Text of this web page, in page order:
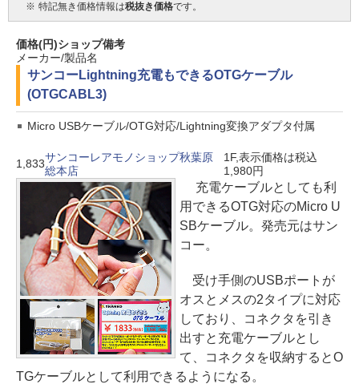
※ 特記無き価格情報は税抜き価格です。
価格(円)ショップ備考
メーカー/製品名
サンコーLightning充電もできるOTGケーブル
(OTGCABL3)
Micro USBケーブル/OTG対応/Lightning変換アダプタ付属
1,833サンコーレアモノショップ秋葉原
総本店
1F,表示価格は税込
1,980円
充電ケーブルとしても利
用できるOTG対応のMicro U
SBケーブル。発売元はサン
コー。
受け手側のUSBポートが
オスとメスの2タイプに対応
しており、コネクタを引き
出すと充電ケーブルとし
て、コネクタを収納するとO
TGケーブルとして利用できるようになる。